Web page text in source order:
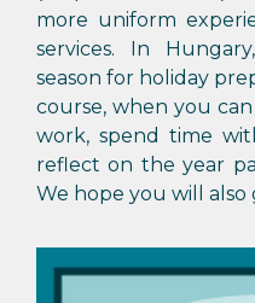
more uniform
services. In
season for holiday
course, when you
work, spend time
reflect on the year
We hope you will